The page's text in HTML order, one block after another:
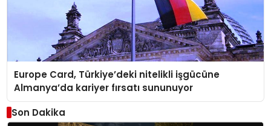
Europe Card, Türkiye’deki nitelikli işgücüne
Almanya’da kariyer fırsatı sununuyor
Son Dakika